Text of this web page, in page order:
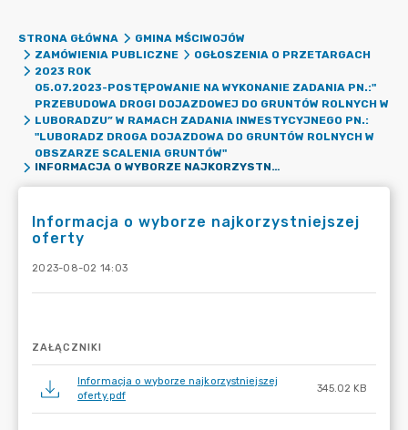
STRONA GŁÓWNA
GMINA MŚCIWOJÓW
ZAMÓWIENIA PUBLICZNE
OGŁOSZENIA O PRZETARGACH
2023 ROK
05.07.2023-POSTĘPOWANIE NA WYKONANIE ZADANIA PN.:"
PRZEBUDOWA DROGI DOJAZDOWEJ DO GRUNTÓW ROLNYCH W
LUBORADZU” W RAMACH ZADANIA INWESTYCYJNEGO PN.:
"LUBORADZ DROGA DOJAZDOWA DO GRUNTÓW ROLNYCH W
OBSZARZE SCALENIA GRUNTÓW"
INFORMACJA O WYBORZE NAJKORZYSTNIEJSZEJ OFERTY
Informacja o wyborze najkorzystniejszej
oferty
2023-08-02 14:03
ZAŁĄCZNIKI
Informacja o wyborze najkorzystniejszej
oferty.pdf
345.02 KB